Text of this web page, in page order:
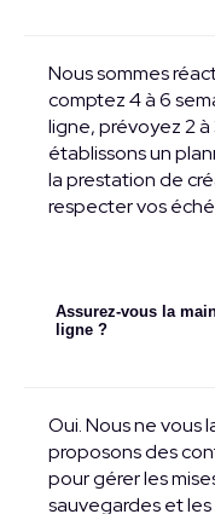
Nous sommes
comptez 4 à 6
ligne, prévoyez 2
établissons un
la prestation de
respecter vos
Assurez-vous la
ligne ?
Oui. Nous ne vous
proposons des
pour gérer les
sauvegardes et